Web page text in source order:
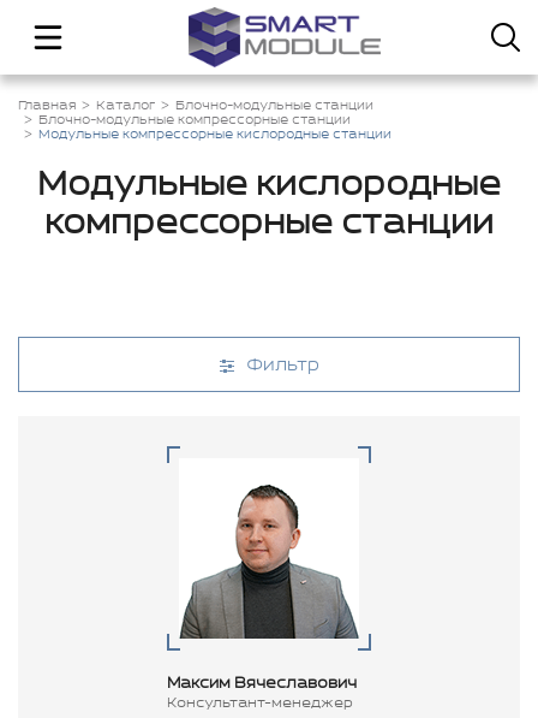
Главная Каталог
Блочно-модульные станции
Блочно-модульные компрессорные станции
Модульные компрессорные кислородные станции
Модульные кислородные
компрессорные станции
Фильтр
Максим Вячеславович
Консультант-менеджер